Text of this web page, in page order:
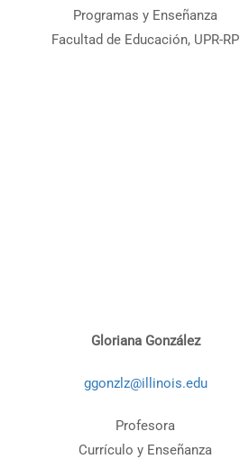
Programas y Enseñanza
Facultad de Educación, UPR-RP
Gloriana González
ggonzlz@illinois.edu
Profesora
Currículo y Enseñanza